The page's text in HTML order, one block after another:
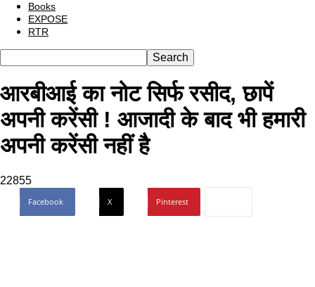
Books
EXPOSE
RTR
आरबीआई का नोट सिर्फ रसीद, छापें
अपनी करेंसी ! आजादी के बाद भी हमारी
अपनी करेंसी नहीं है
22855
Facebook X Pinterest